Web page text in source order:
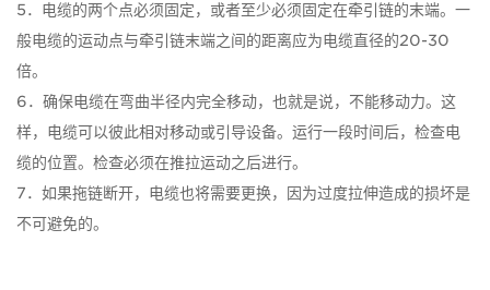
5．电缆的两个点必须固定，或者至少必须固定在牵引链的末端。一
般电缆的运动点与牵引链末端之间的距离应为电缆直径的20-30
倍。
6．确保电缆在弯曲半径内完全移动，也就是说，不能移动力。这
样，电缆可以彼此相对移动或引导设备。运行一段时间后，检查电
缆的位置。检查必须在推拉运动之后进行。
7．如果拖链断开，电缆也将需要更换，因为过度拉伸造成的损坏是
不可避免的。